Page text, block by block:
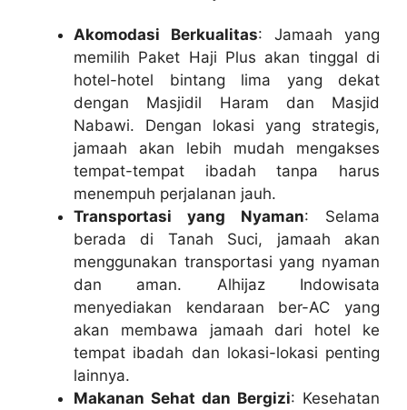
Akomodasi Berkualitas: Jamaah yang
memilih Paket Haji Plus akan tinggal di
hotel-hotel bintang lima yang dekat
dengan Masjidil Haram dan Masjid
Nabawi. Dengan lokasi yang strategis,
jamaah akan lebih mudah mengakses
tempat-tempat ibadah tanpa harus
menempuh perjalanan jauh.
Transportasi yang Nyaman: Selama
berada di Tanah Suci, jamaah akan
menggunakan transportasi yang nyaman
dan aman. Alhijaz Indowisata
menyediakan kendaraan ber-AC yang
akan membawa jamaah dari hotel ke
tempat ibadah dan lokasi-lokasi penting
lainnya.
Makanan Sehat dan Bergizi: Kesehatan